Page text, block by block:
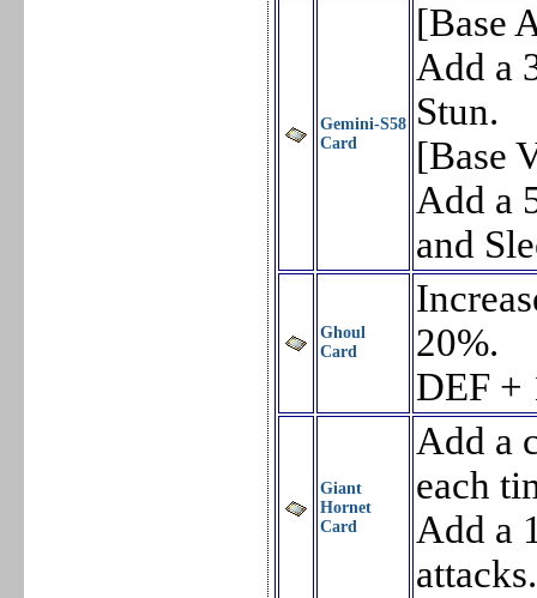
Gemini-S58
Card
[Base
Add a
Stun.
[Base
Add a
and
Ghoul
Card
20%.
DEF +
Giant
Hornet
Card
Add a
each
Add a
attacks.